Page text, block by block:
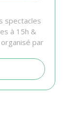
spectacles
à 15h &
par